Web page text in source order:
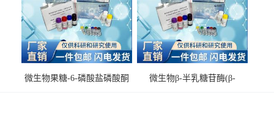
微生物果糖-6-磷酸盐磷酸酮
微生物β-半乳糖苷酶(β-